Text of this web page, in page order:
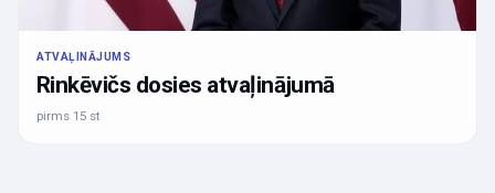
ATVAĻINĀJUMS
Rinkēvičs dosies atvaļinājumā
pirms 15 st